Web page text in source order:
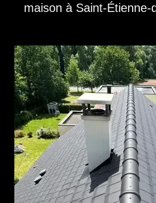
maison à Saint-Étienne-